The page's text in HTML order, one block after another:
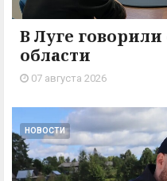
В Луге
области
07 августа 2026
НОВОСТИ